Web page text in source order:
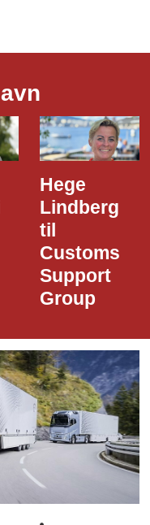
Hege
Lindberg
til
Customs
Support
Group